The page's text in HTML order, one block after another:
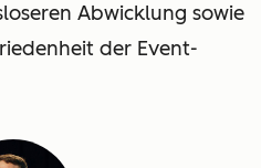
Abwicklung sowie
der Event-